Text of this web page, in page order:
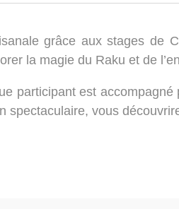
grâce aux stages de
la magie du Raku et de
participant est
spectaculaire, vous